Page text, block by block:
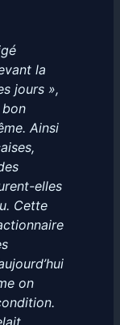
la
jours »,
Ainsi
elles
Cette
on